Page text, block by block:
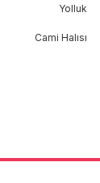
Yolluk
Cami Halısı